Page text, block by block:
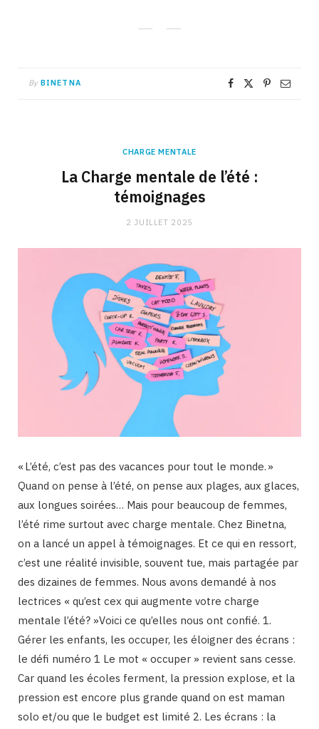
By BINETNA
CHARGE MENTALE
La Charge mentale de l’été :
témoignages
2 JUILLET 2025
« L’été, c’est pas des vacances pour tout le monde. »
Quand on pense à l’été, on pense aux plages, aux glaces,
aux longues soirées… Mais pour beaucoup de femmes,
l’été rime surtout avec charge mentale. Chez Binetna,
on a lancé un appel à témoignages. Et ce qui en ressort,
c’est une réalité invisible, souvent tue, mais partagée par
des dizaines de femmes. Nous avons demandé à nos
lectrices « qu’est cex qui augmente votre charge
mentale l’été? »Voici ce qu’elles nous ont confié. 1.
Gérer les enfants, les occuper, les éloigner des écrans :
le défi numéro 1 Le mot « occuper » revient sans cesse.
Car quand les écoles ferment, la pression explose, et la
pression est encore plus grande quand on est maman
solo et/ou que le budget est limité 2. Les écrans : la